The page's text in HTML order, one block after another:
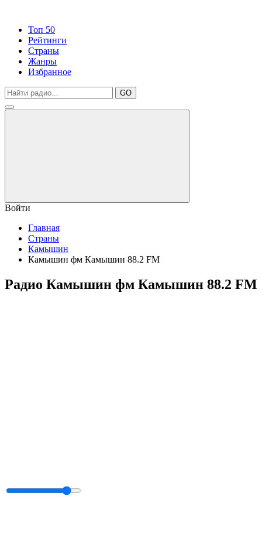
Топ 50
Рейтинги
Страны
Жанры
Избранное
GO
Войти
Главная
Страны
Камышин
Камышин фм Камышин 88.2 FM
Радио Камышин фм Камышин 88.2 FM